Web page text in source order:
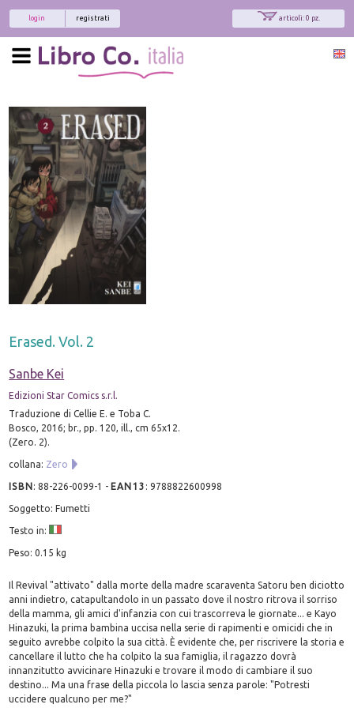
articoli: 0 pz.
registrati
login
Erased. Vol. 2
Sanbe Kei
Edizioni Star Comics s.r.l.
Traduzione di Cellie E. e Toba C.
Bosco, 2016; br., pp. 120, ill., cm 65x12.
(Zero. 2).
collana: Zero
ISBN:88-226-0099-1 - EAN13 :9788822600998
Soggetto: Fumetti
Testo in:
Peso: 0.15 kg
Il Revival "attivato" dalla morte della madre scaraventa Satoru ben diciotto
anni indietro, catapultandolo in un passato dove il nostro ritrova il sorriso
della mamma, gli amici d'infanzia con cui trascorreva le giornate... e Kayo
Hinazuki, la prima bambina uccisa nella serie di rapimenti e omicidi che in
seguito avrebbe colpito la sua città. È evidente che, per riscrivere la storia e
cancellare il lutto che ha colpito la sua famiglia, il ragazzo dovrà
innanzitutto avvicinare Hinazuki e trovare il modo di cambiare il suo
destino... Ma una frase della piccola lo lascia senza parole: "Potresti
uccidere qualcuno per me?"